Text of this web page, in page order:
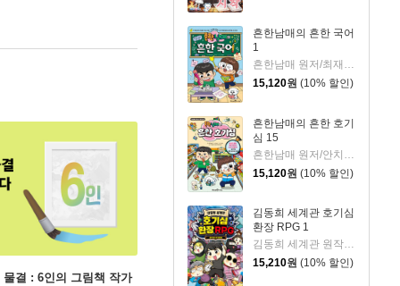
흔한남매의 흔한 국어
1
흔한남매 원저/최재연 글/도니패밀리 그림
15,120원 (10% 할인)
흔한남매의 흔한 호기
심 15
흔한남매 원저/안치현 글/유난희 그림/이정모,흔한컴퍼니 감수
15,120원 (10% 할인)
김동희 세계관 호기심
환장 RPG 1
15,210원 (10% 할인)
결 : 6인의 그림책 작가